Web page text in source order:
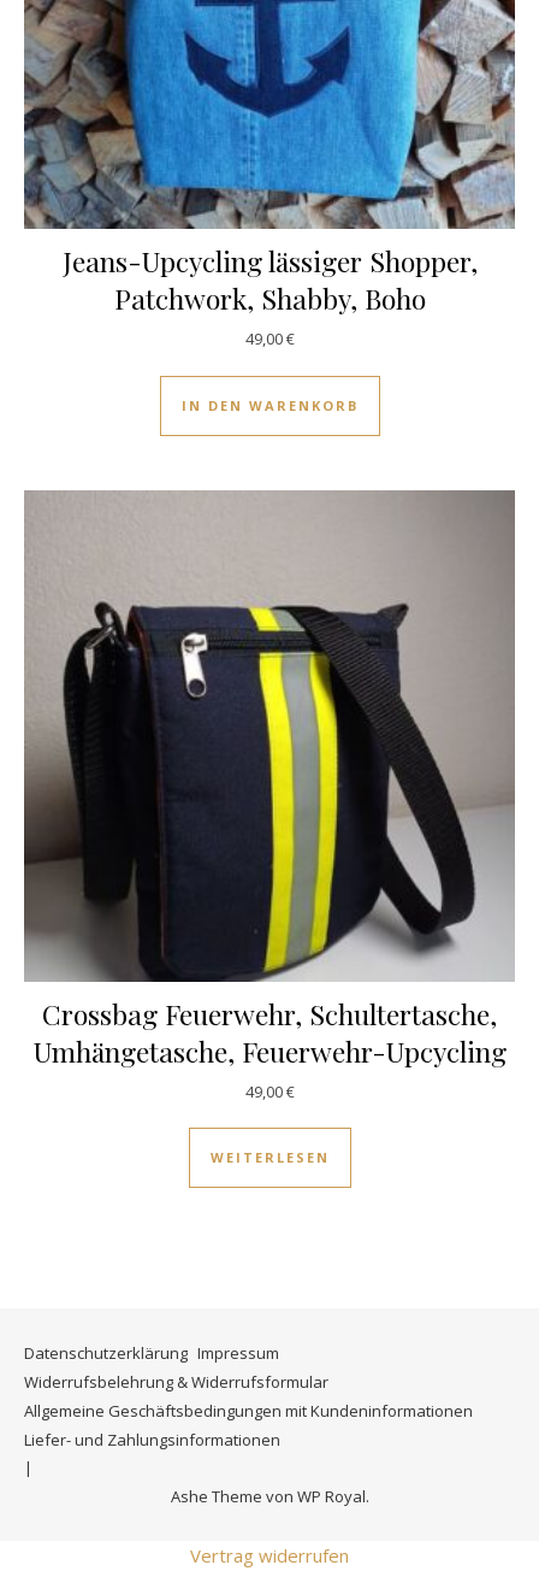
Jeans-Upcycling lässiger Shopper,
Patchwork, Shabby, Boho
49,00€
IN DEN WARENKORB
Crossbag Feuerwehr, Schultertasche,
Umhängetasche, Feuerwehr-Upcycling
49,00€
WEITERLESEN
Datenschutzerklärung Impressum
Widerrufsbelehrung & Widerrufsformular
Allgemeine Geschäftsbedingungen mit Kundeninformationen
Liefer- und Zahlungsinformationen
Ashe Theme von WP Royal.
Vertrag widerrufen